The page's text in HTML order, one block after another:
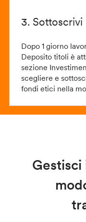
3. Sottoscrivi
Dopo 1 giorno
Deposito titoli è
sezione
scegliere e
fondi etici nella